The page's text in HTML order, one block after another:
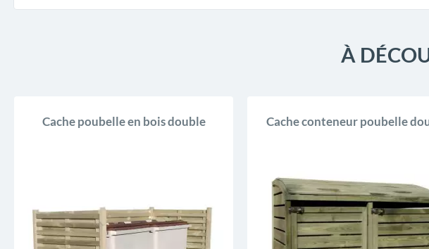
À
Cache poubelle en bois double Cache conteneur poubelle